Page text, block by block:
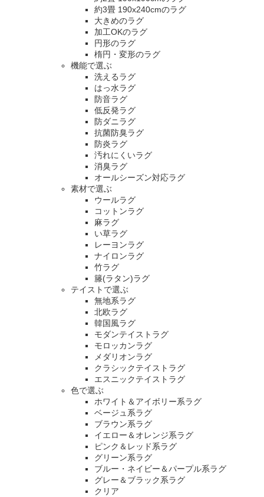
約3畳 190x240cmのラグ
大きめのラグ
加工OKのラグ
円形のラグ
楕円・変形のラグ
機能で選ぶ
洗えるラグ
はっ水ラグ
防音ラグ
低反発ラグ
防ダニラグ
抗菌防臭ラグ
防炎ラグ
汚れにくいラグ
消臭ラグ
オールシーズン対応ラグ
素材で選ぶ
ウールラグ
コットンラグ
麻ラグ
い草ラグ
レーヨンラグ
ナイロンラグ
竹ラグ
籐(ラタン)ラグ
テイストで選ぶ
無地系ラグ
北欧ラグ
韓国風ラグ
モダンテイストラグ
モロッカンラグ
メダリオンラグ
クラシックテイストラグ
エスニックテイストラグ
色で選ぶ
ホワイト＆アイボリー系ラグ
ベージュ系ラグ
ブラウン系ラグ
イエロー＆オレンジ系ラグ
ピンク＆レッド系ラグ
グリーン系ラグ
ブルー・ネイビー＆パープル系ラグ
グレー＆ブラック系ラグ
クリア